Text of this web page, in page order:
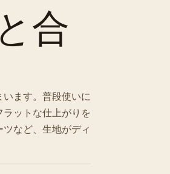
合
ます。普段使いに
ットな仕上がりを
など、生地がディ